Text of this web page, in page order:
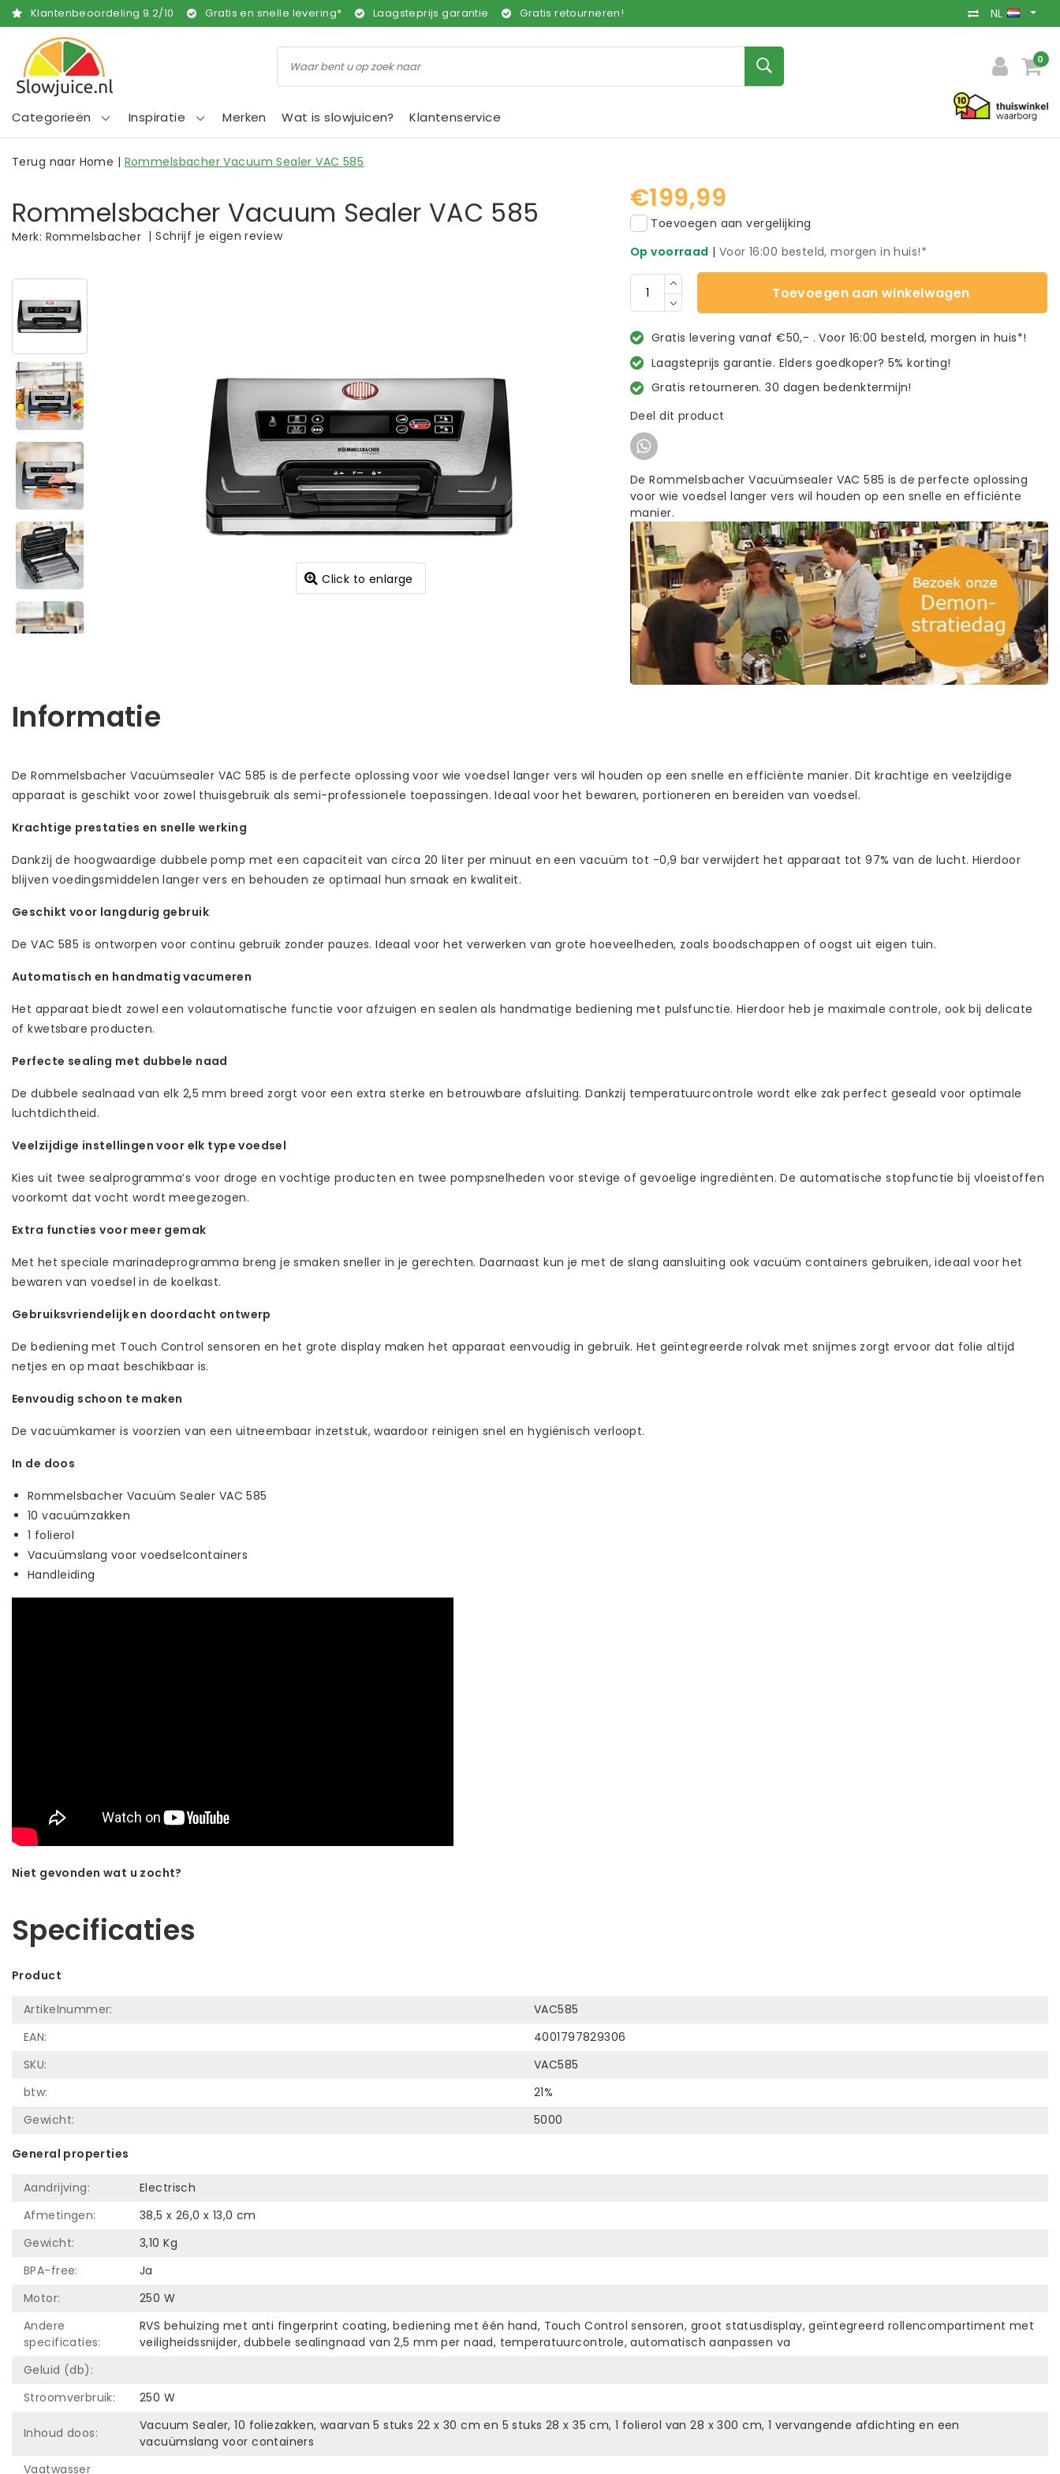
Klantenbeoordeling 9.2/10 Gratis en snelle levering* Laagsteprijs garantie Gratis retourneren! NL
0
Categorieën Inspiratie Merken Wat is slowjuicen? Klantenservice
Terug naar Home | Rommelsbacher Vacuum Sealer VAC 585
Rommelsbacher Vacuum Sealer VAC 585
Merk: Rommelsbacher |Schrijf je eigen review
Click to enlarge
€199,99
Toevoegen aan vergelijking
Op voorraad | Voor 16:00 besteld, morgen in huis!*
Toevoegen aan winkelwagen
Gratis levering vanaf €50,- . Voor 16:00 besteld, morgen in huis*!
Laagsteprijs garantie. Elders goedkoper? 5% korting!
Gratis retourneren. 30 dagen bedenktermijn!
Deel dit product
De Rommelsbacher Vacuümsealer VAC 585 is de perfecte oplossing
voor wie voedsel langer vers wil houden op een snelle en efficiënte
manier.
Informatie
De Rommelsbacher Vacuümsealer VAC 585 is de perfecte oplossing voor wie voedsel langer vers wil houden op een snelle en efficiënte manier. Dit krachtige en veelzijdige
apparaat is geschikt voor zowel thuisgebruik als semi-professionele toepassingen. Ideaal voor het bewaren, portioneren en bereiden van voedsel.
Krachtige prestaties en snelle werking
Dankzij de hoogwaardige dubbele pomp met een capaciteit van circa 20 liter per minuut en een vacuüm tot -0,9 bar verwijdert het apparaat tot 97% van de lucht. Hierdoor
blijven voedingsmiddelen langer vers en behouden ze optimaal hun smaak en kwaliteit.
Geschikt voor langdurig gebruik
De VAC 585 is ontworpen voor continu gebruik zonder pauzes. Ideaal voor het verwerken van grote hoeveelheden, zoals boodschappen of oogst uit eigen tuin.
Automatisch en handmatig vacumeren
Het apparaat biedt zowel een volautomatische functie voor afzuigen en sealen als handmatige bediening met pulsfunctie. Hierdoor heb je maximale controle, ook bij delicate
of kwetsbare producten.
Perfecte sealing met dubbele naad
De dubbele sealnaad van elk 2,5 mm breed zorgt voor een extra sterke en betrouwbare afsluiting. Dankzij temperatuurcontrole wordt elke zak perfect geseald voor optimale
luchtdichtheid.
Veelzijdige instellingen voor elk type voedsel
Kies uit twee sealprogramma’s voor droge en vochtige producten en twee pompsnelheden voor stevige of gevoelige ingrediënten. De automatische stopfunctie bij vloeistoffen
voorkomt dat vocht wordt meegezogen.
Extra functies voor meer gemak
Met het speciale marinadeprogramma breng je smaken sneller in je gerechten. Daarnaast kun je met de slang aansluiting ook vacuüm containers gebruiken, ideaal voor het
bewaren van voedsel in de koelkast.
Gebruiksvriendelijk en doordacht ontwerp
De bediening met Touch Control sensoren en het grote display maken het apparaat eenvoudig in gebruik. Het geïntegreerde rolvak met snijmes zorgt ervoor dat folie altijd
netjes en op maat beschikbaar is.
Eenvoudig schoon te maken
De vacuümkamer is voorzien van een uitneembaar inzetstuk, waardoor reinigen snel en hygiënisch verloopt.
In de doos
Rommelsbacher Vacuüm Sealer VAC 585
10 vacuümzakken
1 folierol
Vacuümslang voor voedselcontainers
Handleiding
Niet gevonden wat u zocht?
Specificaties
Product
Artikelnummer:
VAC585
EAN:
4001797829306
SKU:
VAC585
btw:
21%
Gewicht:
5000
General properties
Aandrijving:
Electrisch
Afmetingen:
38,5 x 26,0 x 13,0 cm
Gewicht:
3,10 Kg
BPA-free:
Ja
Motor:
250 W
Andere
specificaties:
RVS behuizing met anti fingerprint coating, bediening met één hand, Touch Control sensoren, groot statusdisplay, geïntegreerd rollencompartiment met
veiligheidssnijder, dubbele sealingnaad van 2,5 mm per naad, temperatuurcontrole, automatisch aanpassen va
Geluid (db):
Stroomverbruik:
250 W
Inhoud doos:
Vacuum Sealer, 10 foliezakken, waarvan 5 stuks 22 x 30 cm en 5 stuks 28 x 35 cm, 1 folierol van 28 x 300 cm, 1 vervangende afdichting en een
vacuümslang voor containers
Vaatwasser